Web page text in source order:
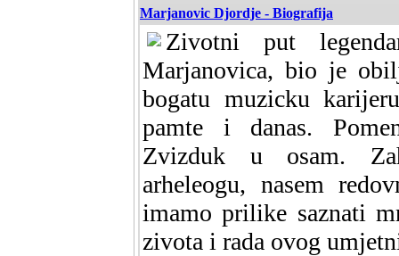
Marjanovic Djordje - Biografija
Zivotni put
Marjanovica, bio je
bogatu muzicku
pamte i danas.
Zvizduk u osam.
arheleogu, nasem
imamo prilike saznati
zivota i rada ovog